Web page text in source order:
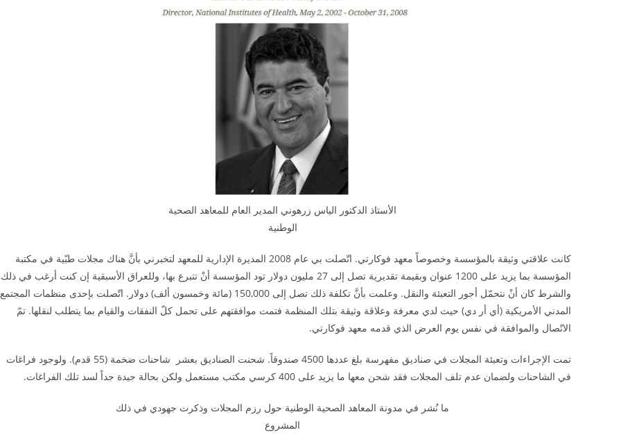
الأستاذ الدكتور الياس زرهوني المدير العام للمعاهد الصحية
الوطنية
كانت علاقتي وثيقة بالمؤسسة وخصوصاً معهد فوكارتي. اتّصلت بي عام 2008 المديرة الإدارية للمعهد لتخبرني بأنَّ هناك مجلات طبّية في مكتبة
المؤسسة بما يزيد على 1200 عنوان وبقيمة تقديرية تصل إلى 27 مليون دولار تود المؤسسة أنْ تتبرع بها، وللعراق الأسبقية إن كنت أرغب في
والشرط كان أنْ نتحمّل أجور التعبئة والنقل. وعلمت بأنَّ تكلفة ذلك تصل إلى 150,000 (مائة وخمسون ألف) دولار. اتّصلت بإحدى منظمات المجتمع
المدني الأمريكية (أي أر دي) حيث لدي معرفة وعلاقة وثيقة بتلك المنظمة فتمت موافقتهم على تحمل كلّ النفقات والقيام بما يتطلب لنقلها. تمّ
الاتّصال والموافقة في نفس يوم العرض الذي قدمه معهد فوكارتي.
تمت الإجراءات وتعبئة المجلات في صناديق مفهرسة بلغ عددها 4500 صندوقاً. شحنت الصناديق بعشر شاحنات ضخمة (55 قدم). ولوجود فراغات
في الشاحنات ولضمان عدم تلف المجلات فقد شحن معها ما يزيد على 400 كرسي مكتب مستعمل ولكن بحالة جيدة جداً لسد تلك الفراغات.
ما نُشر في مدونة المعاهد الصحية الوطنية حول رزم المجلات وذكرت جهودي في ذلك
المشروع